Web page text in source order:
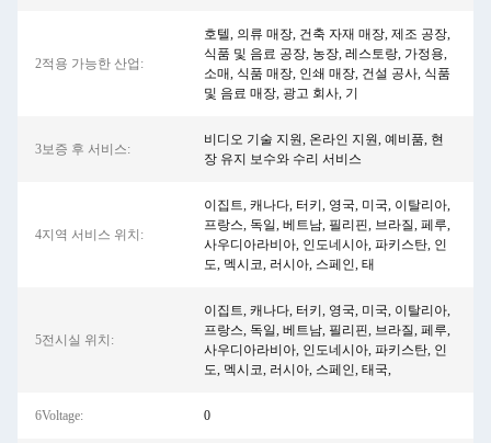
2적용 가능한 산업:
호텔, 의류 매장, 건축 자재 매장, 제조 공장,
식품 및 음료 공장, 농장, 레스토랑, 가정용,
소매, 식품 매장, 인쇄 매장, 건설 공사, 식품
및 음료 매장, 광고 회사, 기
3보증 후 서비스:
비디오 기술 지원, 온라인 지원, 예비품, 현
장 유지 보수와 수리 서비스
4지역 서비스 위치:
이집트, 캐나다, 터키, 영국, 미국, 이탈리아,
프랑스, ​​독일, 베트남, 필리핀, 브라질, 페루,
사우디아라비아, 인도네시아, 파키스탄, 인
도, 멕시코, 러시아, 스페인, 태
5전시실 위치:
이집트, 캐나다, 터키, 영국, 미국, 이탈리아,
프랑스, 독일, 베트남, 필리핀, 브라질, 페루,
사우디아라비아, 인도네시아, 파키스탄, 인
도, 멕시코, 러시아, 스페인, 태국,
6Voltage: 0